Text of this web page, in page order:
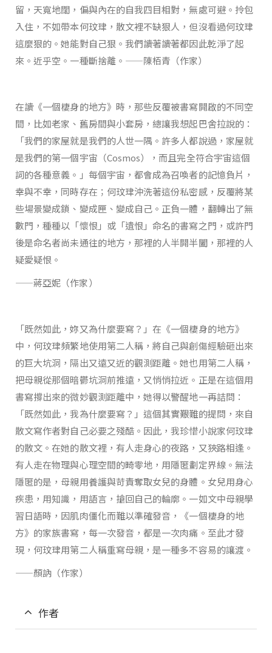
留，天寬地闊，偏與內在的自我四目相對，無處可避。拎包
入住，不如帶本何玟珒，散文裡不缺狠人，但沒看過何玟珒
這麼狠的。她能對自己狠。我們讀著讀著都因此乾淨了起
來。近乎空。一種斷捨離。——陳栢青（作家）
在讀《一個棲身的地方》時，那些反覆被書寫開啟的不同空
間，比如老家、舊房間與小套房，總讓我想起巴舍拉說的：
「我們的家屋就是我們的人世一隅。許多人都說過，家屋就
是我們的第一個宇宙（Cosmos），而且完全符合宇宙這個
詞的各種意義。」每個宇宙，都會成為召喚者的記憶負片，
幸與不幸，同時存在；何玟珒沖洗著這份私密感，反覆將某
些場景變成鎖、變成匣、變成自己。正負一體，翻轉出了無
數門，種種以「懷恨」或「遺恨」命名的書寫之門，或許門
後是命名者尚未通往的地方，那裡的人半開半闔，那裡的人
疑愛疑恨。
——蔣亞妮（作家）
「既然如此，妳又為什麼要寫？」在《一個棲身的地方》
中，何玟珒頻繁地使用第二人稱，將自己與創傷經驗砸出來
的巨大坑洞，隔出又遠又近的觀測距離。她也用第二人稱，
把母親從那個暗鬱坑洞前推遠，又悄悄拉近。正是在這個用
書寫撐出來的微妙觀測距離中，她得以警醒地一再詰問：
「既然如此，我為什麼要寫？」這個其實艱難的提問，來自
散文寫作者對自己必要之殘酷。因此，我珍惜小說家何玟珒
的散文。在她的散文裡，有人走身心的夜路，又狹路相逢。
有人走在物理與心理空間的畸零地，用隱匿劃定界線。無法
隱匿的是，母親用養護與苛責奪取女兒的身體。女兒用身心
疾患，用知識，用語言，搶回自己的輪廓。一如文中母親學
習日語時，因肌肉僵化而難以準確發音，《一個棲身的地
方》的家族書寫，每一次發音，都是一次肉痛。至此才發
現，何玟珒用第二人稱重寫母親，是一種多不容易的讓渡。
——顏訥（作家）
作者